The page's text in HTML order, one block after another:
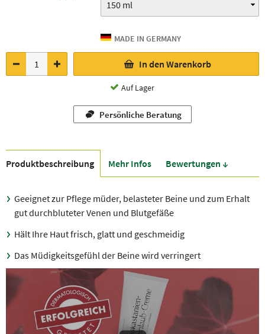
In den Warenkorb
Auf Lager
Persönliche Beratung
Produkt­beschreibung Mehr Infos Bewer­tungen ↓
Geeignet zur Pflege müder, belasteter Beine und zum Erhalt
gut durchbluteter Venen und Blutgefäße
Hält Ihre Haut frisch, glatt und geschmeidig
Das Müdigkeitsgefühl der Beine wird verringert